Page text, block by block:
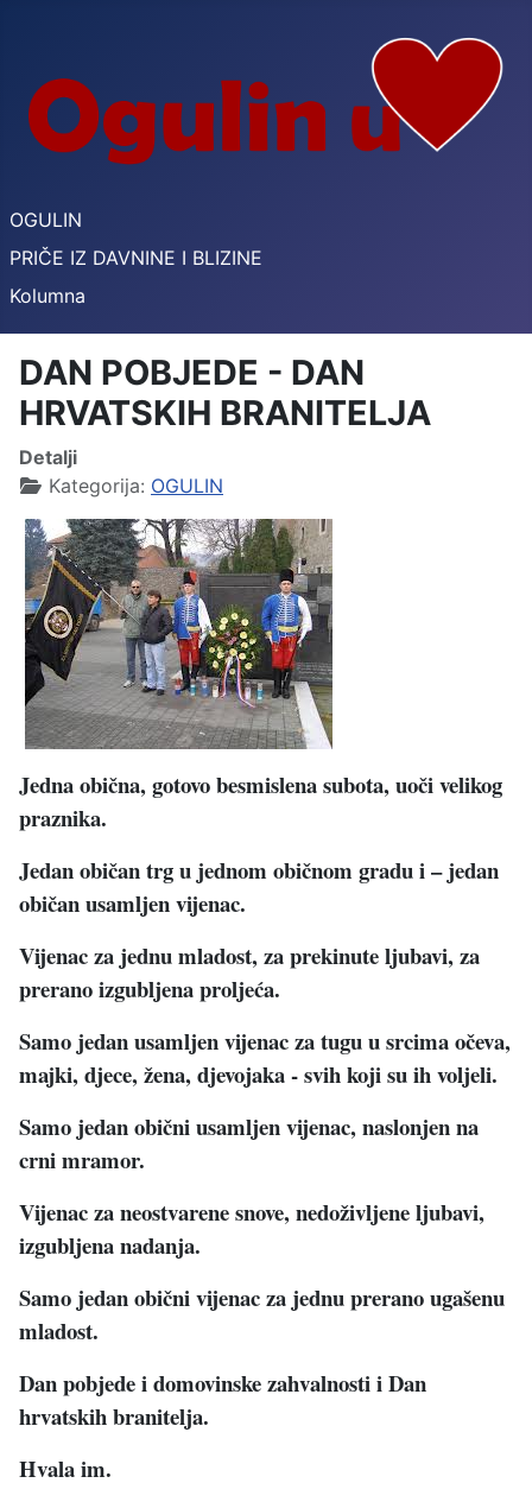
OGULIN
PRIČE IZ DAVNINE I BLIZINE
Kolumna
DAN POBJEDE - DAN
HRVATSKIH BRANITELJA
Detalji
Kategorija: OGULIN
Jedna obična, gotovo besmislena subota, uoči velikog
praznika.
Jedan običan trg u jednom običnom gradu i – jedan
običan usamljen vijenac.
Vijenac za jednu mladost, za prekinute ljubavi, za
prerano izgubljena proljeća.
Samo jedan usamljen vijenac za tugu u srcima očeva,
majki, djece, žena, djevojaka - svih koji su ih voljeli.
Samo jedan obični usamljen vijenac, naslonjen na
crni mramor.
Vijenac za neostvarene snove, nedoživljene ljubavi,
izgubljena nadanja.
Samo jedan obični vijenac za jednu prerano ugašenu
mladost.
Dan pobjede i domovinske zahvalnosti i Dan
hrvatskih branitelja.
Hvala im.